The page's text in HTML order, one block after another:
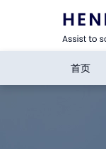
首页